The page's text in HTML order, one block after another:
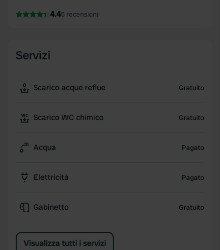
4.45 recensioni
Servizi
Scarico acque reflue Gratuito
Scarico WC chimico Gratuito
Acqua Pagato
Elettricità Pagato
Gabinetto Gratuito
Visualizza tutti i servizi